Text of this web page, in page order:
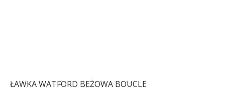
ŁAWKA WATFORD BEŻOWA BOUCLE